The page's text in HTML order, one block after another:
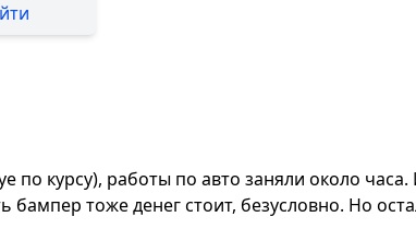
по курсу), работы по авто заняли около
тоже денег стоит, безусловно. Но